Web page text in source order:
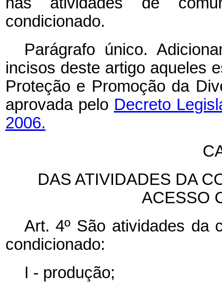
condicionado.
Parágrafo único.
incisos deste artigo aqueles
Proteção e Promoção da
aprovada pelo Decreto
2006.
DAS ATIVIDADES DA
ACESSO
Art. 4º São atividades da
condicionado:
I - produção;